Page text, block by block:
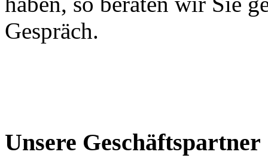
Gespräch.
Unsere Geschäftspartner